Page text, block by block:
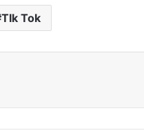
TIk Tok